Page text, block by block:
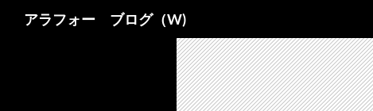
アラフォー ブログ（W)